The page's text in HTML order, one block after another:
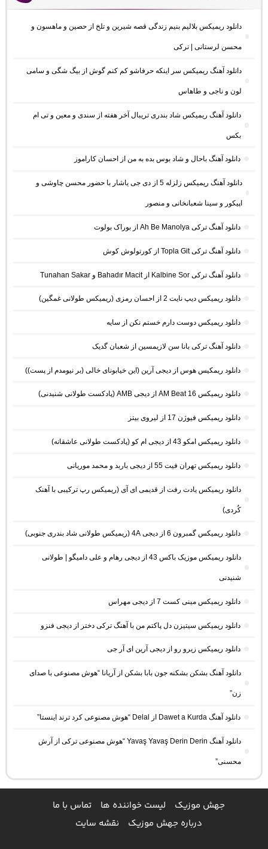
دانلود ریمیکس بلالیم بنیم زندگی قصه شیرین و تلخ از حصین و ماهسون و
محسن لرستانی | ترکی
دانلود آهنگ ریمیکس سر اینکه حرفاشو کم کنم گوش از بیگ شگی و سامی
لون و ناجی و طاهاس
دانلود آهنگ ریمیکس شاد بندری تریبال آخر هفته از سندی و معین و تی ام
بکس
دانلود آهنگ باحال و شاد بوس بده به من از احسان کاراموز
دانلود آهنگ ریمیکس زلزله 5 از دی جی یاشار با حضور محسن چاوشی و
اپیکور و سینا شعبانخانی و منصور
دانلود آهنگ ترکی Ah Be Manolya از بوراک بولوت
دانلود آهنگ ترکی Topla Git از کورتولوش کوش
دانلود آهنگ ترکی Kalbine Sor از Bahadır Macit و Tunahan Sakar
دانلود ریمیکس دیپ نایت 2 از احسان رمزی (ریمیکس طولانی غمگین)
دانلود ریمیکس دوست دارم خستم نکن از سایه
دانلود آهنگ ترکی بانا سن لازیمسین از شعبان گدیک
دانلود ریمکیس هوس از دیجی آرین (این خیابونای خالی (بر نیومدم از پست))
دانلود ریمیکس AM Beat 16 از دیجی AMB (پادکست طولانی شنیدنی)
دانلود ریمیکس فیوژن 17 از لیروی بیتز
دانلود ریمیکس امکو 43 از دیجی ام کو (پادکست طولانی عاشقانه)
دانلود ریمیکس تهران فیت 55 از دیجی باربد و محمد موریانی
دانلود ریمیکس یادت رفت از قدیمی ای آی (ریمیکس رپ ترکیبی با آهنک
کُردی)
دانلود ریمیکس گمبرون 6 از دیجی 4A (ریمیکس طولانی شاد بندری جنوبی)
دانلود ریمیکس موزیک باکس 43 از دیجی رهام و علی دامیگو | طولانی
شنیدنی
دانلود ریمیکس مینی کست 7 از دیجی مهراس
دانلود ریمیکس سیتیزن دل پاکتم من با آهنگ ترکی دختر از دیجی فنزو
دانلود ریمیکس زیرو رو از دیجی آرین ای آر جی
دانلود آهنگ بشکن بشکنه جون بابا بشکن از آریانا “هوش مصنوعی با صدای
زن”
دانلود آهنگ Dawet a Kurda از Delal “هوش مصنوعی کرد ترند اینستا”
دانلود آهنگ Yavaş Yavaş Derin Derin “هوش مصنوعی ترکی از آرش
محسنی”
جهش موزیک لیست خواننده ها
تماس با ما
درباره جهش موزیک
نقشه سایت